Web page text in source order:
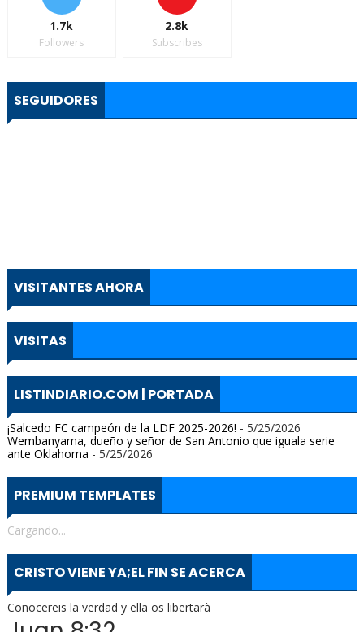
1.7k
Followers
2.8k
Subscribes
SEGUIDORES
VISITANTES AHORA
VISITAS
LISTINDIARIO.COM | PORTADA
¡Salcedo FC campeón de la LDF 2025-2026! - 5/25/2026
Wembanyama, dueño y señor de San Antonio que iguala serie
ante Oklahoma - 5/25/2026
PREMIUM TEMPLATES
Cargando...
CRISTO VIENE YA;EL FIN SE ACERCA
Conocereis la verdad y ella os libertarà